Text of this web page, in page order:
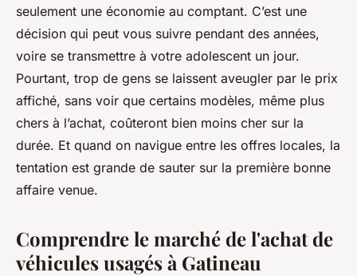
seulement une économie au comptant. C’est une
décision qui peut vous suivre pendant des années,
voire se transmettre à votre adolescent un jour.
Pourtant, trop de gens se laissent aveugler par le prix
affiché, sans voir que certains modèles, même plus
chers à l’achat, coûteront bien moins cher sur la
durée. Et quand on navigue entre les offres locales, la
tentation est grande de sauter sur la première bonne
affaire venue.
Comprendre le marché de l'achat de
véhicules usagés à Gatineau